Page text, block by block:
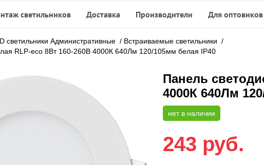
светильников Доставка Производители Для оптовиков
светильники Административные / Встраиваемые светильники /
RLP-eco 8Вт 160-260В 4000К 640Лм 120/105мм белая IP40
Панель
4000К 640Лм
нет в наличии
243 руб.